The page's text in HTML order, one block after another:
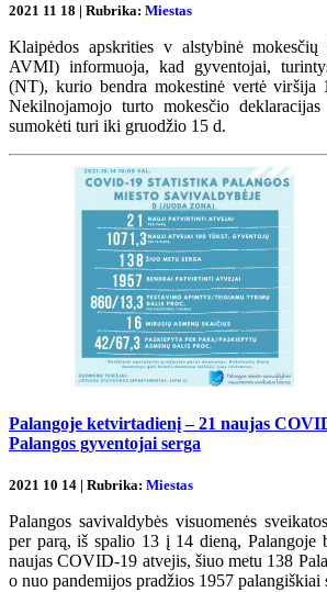
2021 11 18 | Rubrika: Miestas
Klaipėdos apskrities v alstybinė mokesčių
AVMI) informuoja, kad gyventojai,
(NT), kurio bendra mokestinė vertė viršija
Nekilnojamojo turto mokesčio
sumokėti turi iki gruodžio 15 d.
Palangoje ketvirtadienį – 21 naujas
Palangos gyventojai serga
2021 10 14 | Rubrika: Miestas
Palangos savivaldybės visuomenės
per parą, iš spalio 13 į 14 dieną, Palangoje
naujas COVID-19 atvejis, šiuo metu 138
o nuo pandemijos pradžios 1957 palangiškiai